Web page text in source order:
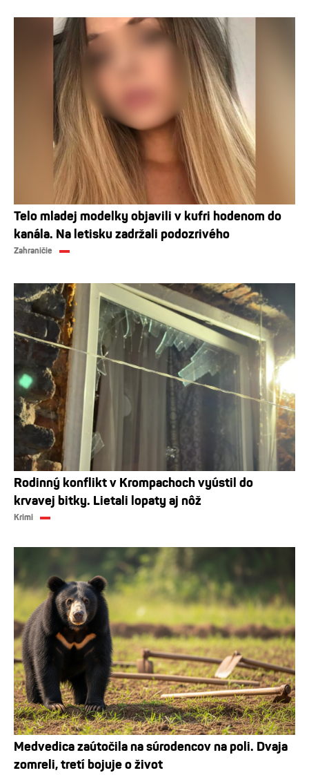
Telo mladej modelky objavili v kufri hodenom do
kanála. Na letisku zadržali podozrivého
Zahraničie
Rodinný konflikt v Krompachoch vyústil do
krvavej bitky. Lietali lopaty aj nôž
Krimi
Medvedica zaútočila na súrodencov na poli. Dvaja
zomreli, tretí bojuje o život